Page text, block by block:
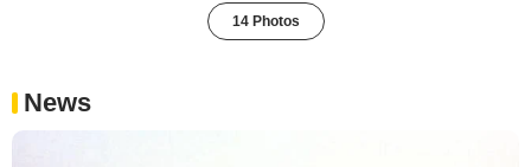
14 Photos
News